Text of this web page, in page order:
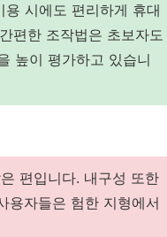
시에도 편리하게 휴대
편한 조작법은 초보자도
높이 평가하고 있습니
편입니다. 내구성 또한
용자들은 험한 지형에서